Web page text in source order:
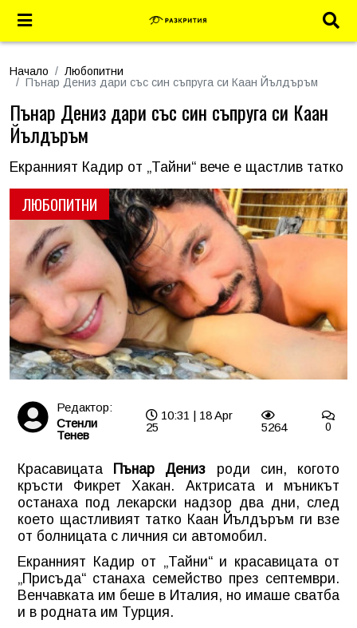
Начало
Любопитни
Пънар Дениз дари със син съпруга си Каан Йълдъръм
ЛЮБОПИТНИ
Пънар Дениз дари със син съпруга си Каан
Йълдъръм
Екранният Кадир от „Тайни“ вече е щастлив татко
Редактор:
Стенли
Тенев
10:31 | 18 Apr
25
5264 0
Красавицата Пънар Дениз роди син, когото
кръсти Фикрет Хакан. Актрисата и мъникът
останаха под лекарски надзор два дни, след
което щастливият татко Каан Йълдъръм ги взе
от болницата с личния си автомобил.
Екранният Кадир от „Тайни“ и красавицата от
„Присъда“ станаха семейство през септември.
Венчавката им беше в Италия, но имаше сватба
и в родната им Турция.